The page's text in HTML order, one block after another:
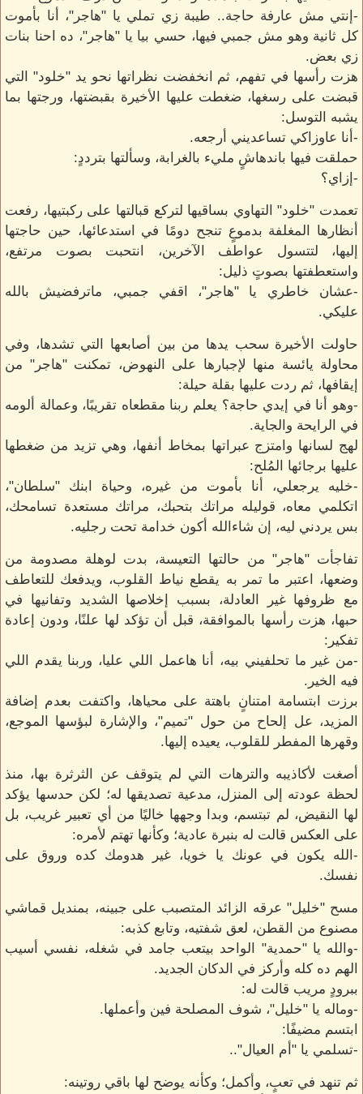
-إنتي مش عارفة حاجة.. طيبة زي تملي يا "هاجر"، أنا بأموت
كل ثانية وهو مش جمبي فيها، حسي بيا يا "هاجر"، ده احنا بنات
زي بعض.
هزت رأسها في تفهم، ثم انخفضت نظراتها نحو يد "خلود" التي
قبضت على رسغها، ضغطت عليها الأخيرة بقبضتها، ورجتها بما
يشبه التوسل:
-أنا عاوزاكي تساعديني أرجعه.
حملقت فيها باندهاشٍ مليء بالغرابة، وسألتها بترددٍ:
-إزاي؟
تعمدت "خلود" التهاوي بساقيها لتركع قبالتها على ركبتيها، رفعت
أنظارها المغلفة بدموعٍ تنجح دومًا في استدعائها، حين حاجتها
إليها، لتتسول عواطف الآخرين، انتحبت بصوت مرتفع،
واستعطفتها بصوتٍ ذليل:
-عشان خاطري يا "هاجر"، اقفي جمبي، ماترفضيش بالله
عليكي.
حاولت الأخيرة سحب يدها من بين أصابعها التي تشدها، وفي
محاولة يائسة منها لإجبارها على النهوض، تمكنت "هاجر" من
إيقافها، ثم ردت عليها بقلة حيلة:
-وهو أنا في إيدي حاجة؟ يعلم ربنا مقطعاه تقريبًا، وعمالة ألومه
في الرايحة والجاية.
لهج لسانها وامتزج عبراتها بمخاط أنفها، وهي تزيد من ضغطها
عليها برجائها المُلح:
-خليه يرجعلي، أنا بأموت من غيره، وحياة ابنك "سلطان"،
اتكلمي معاه، قوليله مراتك بتحبك، مراتك مستعدة تسامحك،
بس يردني ليه، إن شاءالله أكون خدامة تحت رجليه.
تفاجأت "هاجر" من حالتها التعيسة، بدت لوهلة مصدومة من
وضعها، اعتبر ما تمر به يقطع نياط القلوب، ويدفعك للتعاطف
مع ظروفها غير العادلة، بسبب إخلاصها الشديد وتفانيها في
حبها، هزت رأسها بالموافقة، قبل أن تؤكد لها علنًا، ودون إعادة
تفكير:
-من غير ما تحلفيني بيه، أنا هاعمل اللي عليا، وربنا يقدم اللي
فيه الخير.
برزت ابتسامة امتنانٍ باهتة على محياها، واكتفت بعدم إضافة
المزيد، عل إلحاح من حول "تميم"، والإشارة لبؤسها الموجع،
وقهرها المفطر للقلوب، يعيده إليها.
أصغت لأكاذيبه والترهات التي لم يتوقف عن الثرثرة بها، منذ
لحظة عودته إلى المنزل، مدعية تصديقها له؛ لكن حدسها يؤكد
لها النقيض، لم تبتسم، وبدا وجهها خاليًا من أي تعبير غريب، بل
على العكس قالت له بنبرة عادية؛ وكأنها تهتم لأمره:
-الله يكون في عونك يا خويا، غير هدومك كده وروق على
نفسك.
مسح "خليل" عرقه الزائد المتصبب على جبينه، بمنديل قماشي
مصنوع من القطن، لعق شفتيه، وتابع كذبه:
-والله يا "حمدية" الواحد بيتعب جامد في شغله، نفسي أسيب
الهم ده كله وأركز في الدكان الجديد.
ببرودٍ مريب قالت له:
-وماله يا "خليل"، شوف المصلحة فين وأعملها.
ابتسم مضيفًا:
-تسلمي يا "أم العيال"..
ثم تنهد في تعبٍ، وأكمل؛ وكأنه يوضح لها باقي روتينه: